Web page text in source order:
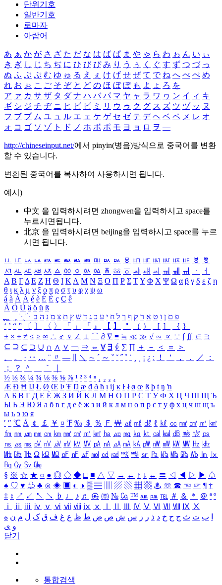
단위기호
일반기호
로마자
아랍어
あ ぁ か が さ ざ た だ な は ば ぱ ま や ゃ ら わ ゎ ん い ぃ
き ぎ し じ ち ぢ に ひ び ぴ み り う ぅ く ぐ す ず つ づ っ
ぬ ふ ぶ ぷ む ゆ ゅ る え ぇ け げ せ ぜ て で ね へ べ ぺ め
れ お ぉ こ ご そ ぞ と ど の ほ ぼ ぽ も よ ょ ろ を
ア ァ カ サ ザ タ ダ ナ ハ バ パ マ ヤ ャ ラ ワ ヮ ン イ ィ キ
ギ シ ジ チ ヂ ニ ヒ ビ ピ ミ リ ウ ゥ ク グ ス ズ ツ ヅ ッ ヌ
フ ブ プ ム ユ ュ ル エ ェ ケ ゲ セ ゼ テ デ ヘ ベ ペ メ レ オ
ォ コ ゴ ソ ゾ ト ド ノ ホ ボ ポ モ ヨ ョ ロ ヲ ―
http://chineseinput.net/에서 pinyin(병음)방식으로 중국어를 변환
할 수 있습니다.
변환된 중국어를 복사하여 사용하시면 됩니다.
예시)
中文 을 입력하시려면 zhongwen을 입력하시고 space를
누르시면됩니다.
北京 을 입력하시려면 beijing을 입력하시고 space를 누르
시면 됩니다.
ㅥ ㅦ ㅧ ㅨ ㅩ ㅪ ㅫ ㅬ ㅭ ㅮ ㅯ ㅰ ㅱ ㅲ ㅳ ㅴ ㅵ ㅶ ㅷ ㅸ
ㅹ
ㅺ ㅻ ㅼ ㅽ ㅾ ㅿ ㆀ ㆁ ㆂ ㆃ ㆄ ㆅ ㆆ ㆇ ㆈ ㆉ ㆊ ㆋ ㆌ ㆍ
ㆎ
Α Β ΓΔ Ε Ζ Η Θ Ι ΚΛ Μ Ν Ξ Ο Π Ρ Σ ΤΥ Φ Χ Ψ Ω α β γ δ ε ζ η
θ ι κ λ μ ν ξ ο π ρ σ τ υ φ χ ψ ω
á à Á À é è É È ç Ç ê
Ä Ö Ü ä ö ü ß
ִֶֹ ֻּ ׁׂ פ ם ן ו ט א ר ק ף ך ל ח י ע כ ג ד ש ץ ת צ מ נ ה ב
‘ ’ “ ” 〔 〕 〈 〉 「 」 『 』 【 】 ＂ （ ） ［ ］ ｛ ｝
± × ÷ ≠ ≤ ≥ ∞ ∴ ♂ ♀ ∠ ⊥ ⌒ ∂ ∇ ≡ ≒ ≪ ≫ √ ∽ ∝ ∵ ∫ ∬ ∈ ∋
⊆ ⊇ ⊂ ⊃ ∪ ∩ ∧ ∨ ￢ ⇒ ⇔ ∀ ∃ ∮ ∑ ∏ ＋ － ＜ ＝
＞
、
。 · ‥ … ¨ 〃 ― ＼ ∼ ´ ～ ˇ ˘ ˝ ˚ ˙ ¸ ¡ ¿ ː ！ ＇ ， ． ／
：
；
？ ＾ ｀
½ ⅓ ⅔ ¼ ¾ ⅛ ⅜ ⅝ ⅞ ¹ ² ³ ⁴ ⁿ ₁ ₂ ₃ ₄
Æ Ð Ħ Ĳ Ł Ø Œ Þ Ŧ Ŋ æ đ ð ħ ı ĳ ĸ ŀ ł ø œ ß þ ŧ ŋ ŉ
А Б В Г Д Е Ё Ж З И Й К Л М Н О П Р С Т У Ф Х Ц Ч Ш Щ Ъ
Ы Ь Э Ю Я а б в г д е ё ж з и й к л м н о п р с т у ф х ц ч ш щ ъ
ы ь э ю я
′ ″ ℃ Å ￠ ￡ ￥ ¤ ℉ ‰ ＄ ％ Ｆ ￦ ㎕ ㎖ ㎗ ℓ ㎘ ㏄ ㎣ ㎤ ㎥ ㎦
㎙ ㎚ ㎛ ㎜ ㎝ ㎞ ㎟ ㎠ ㎡ ㎢ ㏊ ㎍ ㎎ ㎏ ㏏ ㎈ ㎉ ㏈ ㎧ ㎨ ㎰
㎱ ㎲ ㎳ ㎴ ㎵ ㎶ ㎷ ㎸ ㎹ ㎀ ㎁ ㎂ ㎃ ㎄ ㎺ ㎻ ㎽ ㎾ ㎿ ㎐ ㎑
㎒ ㎓ ㎔ Ω ㏀ ㏁ ㎊ ㎋ ㎌ ㏖ ㏅ ㎭ ㎮ ㎯ ㏛ ㎩ ㎪ ㎫ ㎬ ㏝ ㏐
㏓
㏃ ㏉ ㏜ ㏆
§ ※ ☆ ★ ○ ● ◎ ◇ ◆ □ ■ △ ▽ → ← ↑ ↓ ↔ 〓 ◁ ◀ ▷ ▶ ♤
♠ ♡ ♥ ♧ ♣ ⊙ ◈ ▣ ◐ ◑ ▒ ▤ ▨ ▧ ▦ ▩ ♨ ☏ ☎ ☜ ☞ ¶ †
‡ ↕ ↗ ↙ ↖ ↘ ♭ ♩ ♪ ♬ ㉿ ㈜ № ㏇ ™ ㏂ ㏘ ℡ ＃ ＆ ＊ ＠ ª º
ⅰ
ⅱ ⅲ ⅳ ⅴ ⅵ ⅶ ⅷ ⅸ ⅹ Ⅳ Ⅴ Ⅵ Ⅶ Ⅷ Ⅸ Ⅹ
ب ت ث ج ح خ د ذ ر ز س ش ص ض ط ظ ع غ ف ق ک ل م ن ه
و ی
닫기
통합검색